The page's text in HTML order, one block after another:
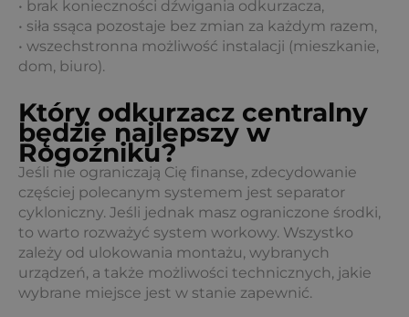
• brak konieczności dźwigania odkurzacza,
• siła ssąca pozostaje bez zmian za każdym razem,
• wszechstronna możliwość instalacji (mieszkanie,
dom, biuro).
Który odkurzacz centralny
będzie najlepszy w
Rogoźniku?
Jeśli nie ograniczają Cię finanse, zdecydowanie
częściej polecanym systemem jest separator
cykloniczny. Jeśli jednak masz ograniczone środki,
to warto rozważyć system workowy. Wszystko
zależy od ulokowania montażu, wybranych
urządzeń, a także możliwości technicznych, jakie
wybrane miejsce jest w stanie zapewnić.